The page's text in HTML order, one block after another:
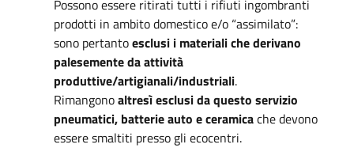
Possono essere ritirati tutti i rifiuti ingombranti
prodotti in ambito domestico e/o “assimilato”:
sono pertantoesclusi i materiali che derivano
palesemente da attività
produttive/artigianali/industriali.
Rimangonoaltresì esclusi da questo servizio
pneumatici, batterie auto e ceramicache devono
essere smaltiti presso gli ecocentri.